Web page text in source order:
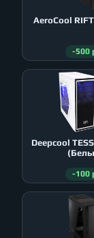
AeroСool
-500
Deepcool
-100